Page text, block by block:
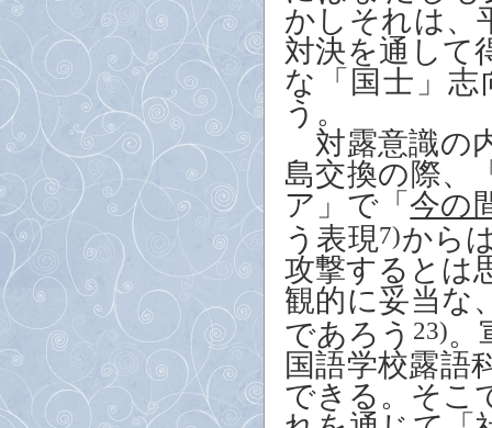
かしそれは、
対決を通して
な「国士」
う。
対露意識の
島交換の際、
ア」で「 今の
う表現7)から
攻撃するとは
観的に妥当な
であろう 23)。
国語学校露語
できる。そこ